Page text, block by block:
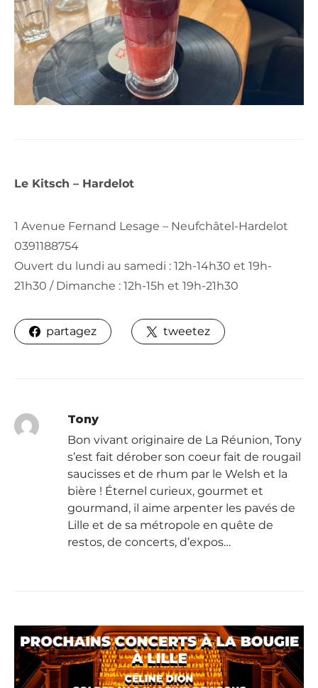
Le Kitsch – Hardelot
1 Avenue Fernand Lesage – Neufchâtel-Hardelot
0391188754
Ouvert du lundi au samedi : 12h-14h30 et 19h-
21h30 / Dimanche : 12h-15h et 19h-21h30
partagez tweetez
Tony
Bon vivant originaire de La Réunion, Tony
s’est fait dérober son coeur fait de rougail
saucisses et de rhum par le Welsh et la
bière ! Éternel curieux, gourmet et
gourmand, il aime arpenter les pavés de
Lille et de sa métropole en quête de
restos, de concerts, d’expos…